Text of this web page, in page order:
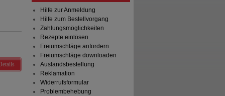
Hilfe zur Anmeldung
Hilfe zum Bestellvorgang
Zahlungsmöglichkeiten
Rezepte einlösen
Freiumschläge anfordern
Freiumschläge downloaden
Auslandsbestellung
Reklamation
Widerrufsformular
Problembehebung